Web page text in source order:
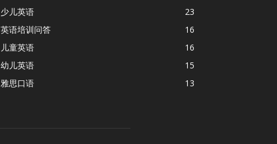
少儿英语
23
英语培训问答
16
儿童英语
16
幼儿英语
15
雅思口语
13